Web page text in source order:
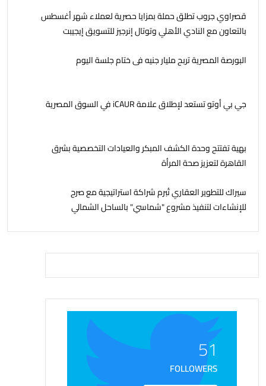
قصراوي جروب تطلق حملة بمزايا حصرية لعملاء شهر أغسطس
بالتعاون مع النادي الأهلي وتوتال إنرجيز للتسويق إيجيبت
البورصة المصرية تربح مليار جنيه فى ختام جلسة اليوم
جي بي أوتو تستعد لإطلاق علامة iCAUR في السوق المصرية
بهية تفتتح وحدة الكشف المبكر والعيادات التخصصية بشرق
القاهرة لتعزيز صحة المرأة
سيراك للتطوير العقاري تُبرم شراكة استراتيجية مع صرح
للإنشاءات لتنفيذ مشروع "شماسي" بالساحل الشمالي
51
FOLLOWERS